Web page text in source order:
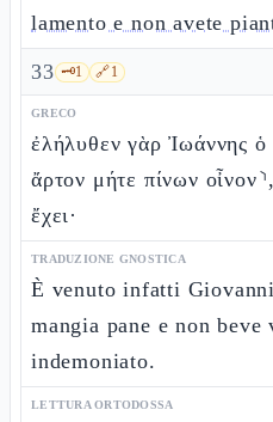
lamento e non avete
33 🗝️1 🔗1
GRECO
ἐλήλυθεν γὰρ Ἰωάννης ὁ
ἄρτον μήτε πίνων
ἔχει·
TRADUZIONE GNOSTICA
È venuto infatti
mangia pane e non
indemoniato.
LETTURA ORTODOSSA